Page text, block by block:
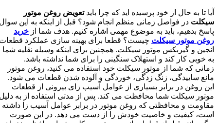
آیا تا به حال از خود پرسیده اید که چرا بایدتعویض روغن موتور
سیکلتدر فواصل زمانی منظم انجام شود؟ قبل از اینکه به این سوال
پاسخ بدهیم، باید به موضوع مهمی اشاره کنیم. هدف شما از خرید
روغن موتور سیکلتچیست؟ قطعا برای بهینه سازی عملکرد قطعات
انجین و گیربکس موتور سیکلت. همچنین برای اینکه وسیله نقلیه شما
به خوبی کار کند و استهلاک سنگینی را برای شما نداشته باشد.
زمانی که شما از موتور سیکلت خود استفاده می کنید، روغن موتور
مانع ساییدگی، زنگ زدگی، خوردگی و آلوده شدن قطعات می شود.
این روغن در برابر بسیاری از عوامل آسیب زای بیرونی از قطعات
موتور سیکلت شما محافظت می کند. پس از مدتی استفاده از به دلیل
مقاومت و محافظتی که روغن موتور در برابر عوامل آسیب زا داشته
است، کیفیت و خاصیت خودش را از دست می دهد. در این صورت